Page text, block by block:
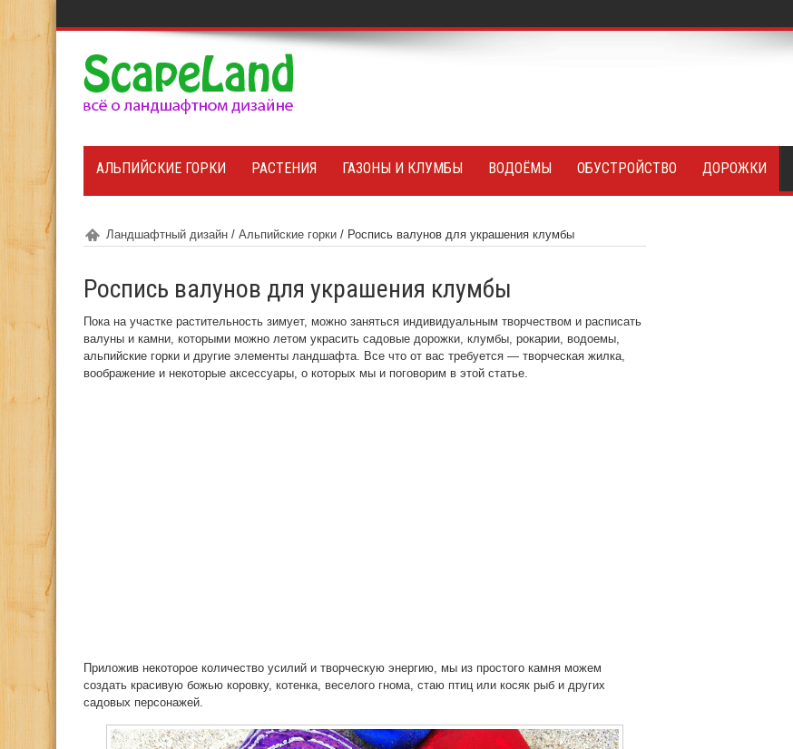
АЛЬПИЙСКИЕ ГОРКИ РАСТЕНИЯ ГАЗОНЫ И КЛУМБЫ ВОДОЁМЫ ОБУСТРОЙСТВО ДОРОЖКИ
Ландшафтный дизайн / Альпийские горки / Роспись валунов для украшения клумбы
Роспись валунов для украшения клумбы
Пока на участке растительность зимует, можно заняться индивидуальным творчеством и расписать
валуны и камни, которыми можно летом украсить садовые дорожки, клумбы, рокарии, водоемы,
альпийские горки и другие элементы ландшафта. Все что от вас требуется — творческая жилка,
воображение и некоторые аксессуары, о которых мы и поговорим в этой статье.
Приложив некоторое количество усилий и творческую энергию, мы из простого камня можем
создать красивую божью коровку, котенка, веселого гнома, стаю птиц или косяк рыб и других
садовых персонажей.